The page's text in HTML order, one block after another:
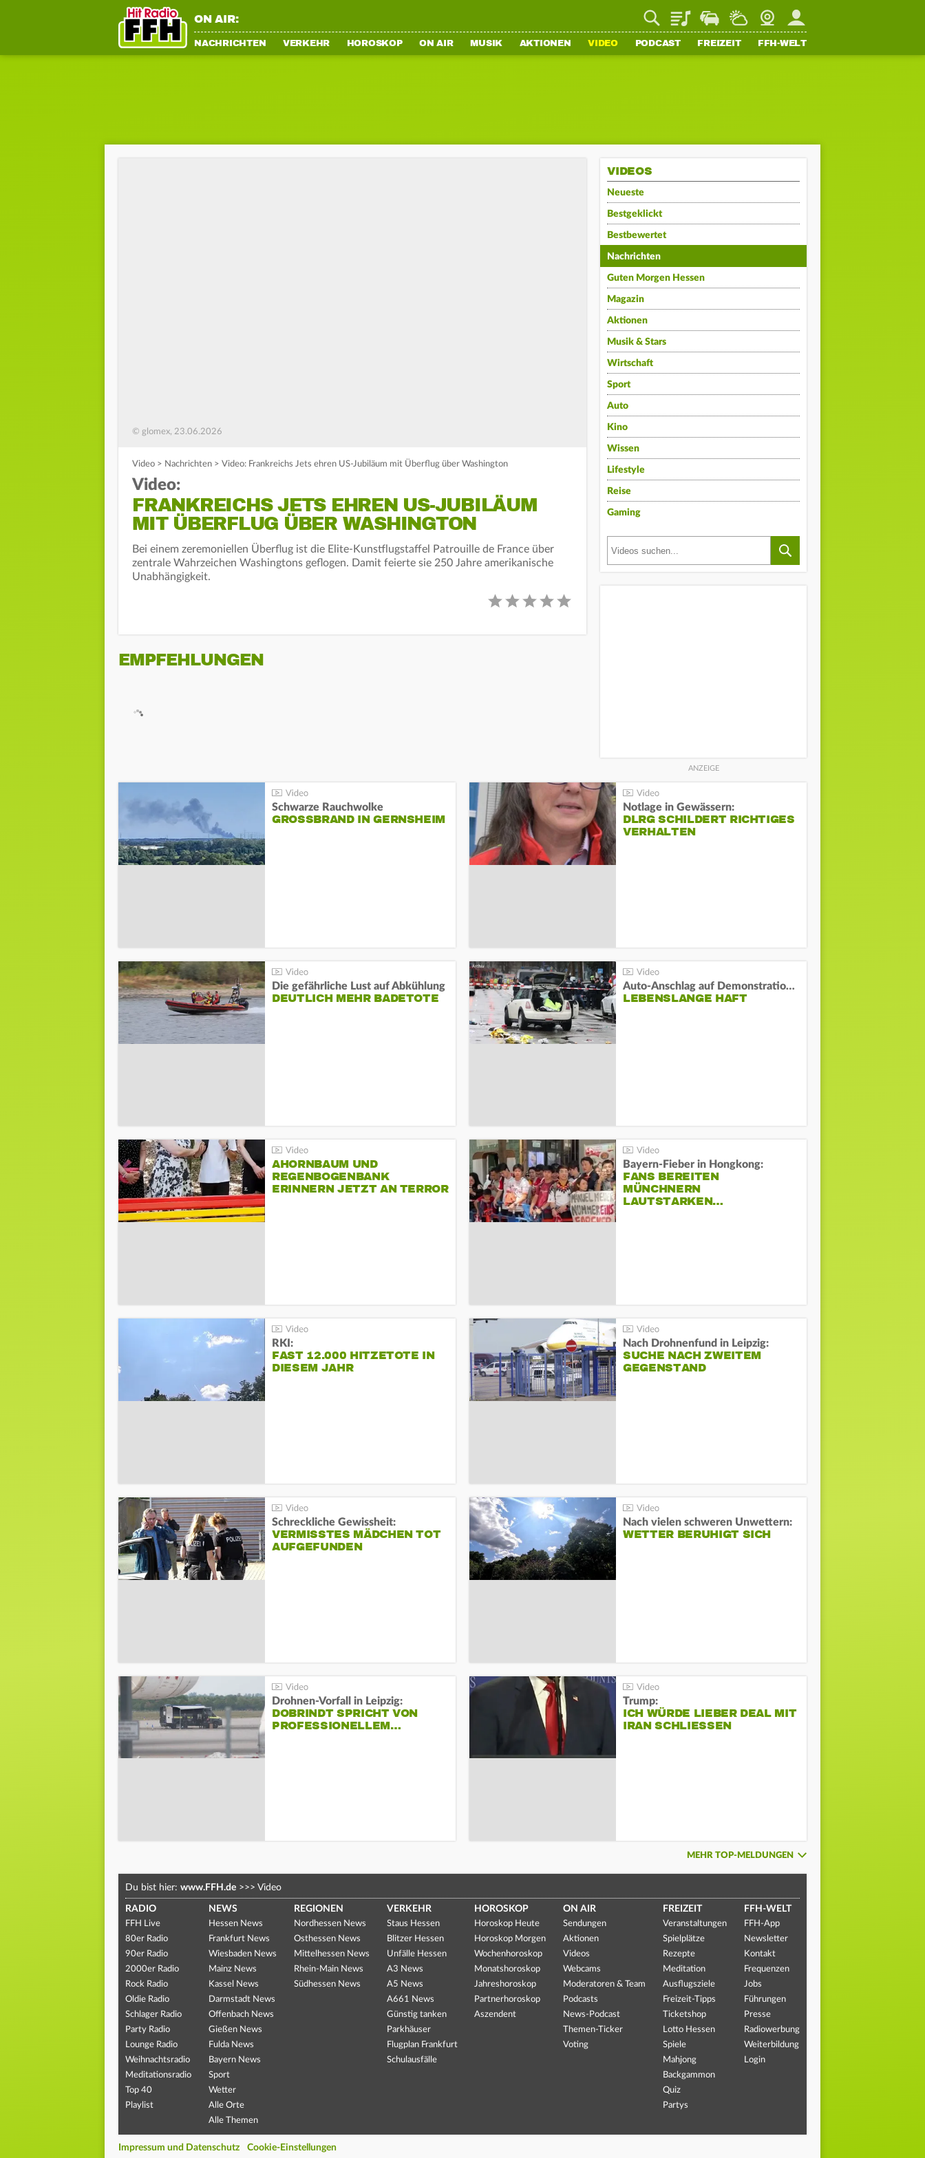
ON AIR: PlaylistStaupilotWetterWebcamMein FFH
NACHRICHTEN VERKEHR HOROSKOP ON AIR MUSIK AKTIONEN VIDEO PODCAST FREIZEIT FFH-WELT
© glomex, 23.06.2026
Video > Nachrichten > Video: Frankreichs Jets ehren US-Jubiläum mit Überflug über Washington
Video:
FRANKREICHS JETS EHREN US-JUBILÄUM
MIT ÜBERFLUG ÜBER WASHINGTON
Bei einem zeremoniellen Überflug ist die Elite-Kunstflugstaffel Patrouille de France über
zentrale Wahrzeichen Washingtons geflogen. Damit feierte sie 250 Jahre amerikanische
Unabhängigkeit.
EMPFEHLUNGEN
VIDEOS
Neueste
Bestgeklickt
Bestbewertet
Nachrichten
Guten Morgen Hessen
Magazin
Aktionen
Musik & Stars
Wirtschaft
Sport
Auto
Kino
Wissen
Lifestyle
Reise
Gaming
Schwarze Rauchwolke
GROSSBRAND IN GERNSHEIM
Notlage in Gewässern:
DLRG SCHILDERT RICHTIGES
VERHALTEN
Die gefährliche Lust auf Abkühlung
DEUTLICH MEHR BADETOTE
Auto-Anschlag auf Demonstration in München:
LEBENSLANGE HAFT
AHORNBAUM UND
REGENBOGENBANK
ERINNERN JETZT AN TERROR
Bayern-Fieber in Hongkong:
FANS BEREITEN
MÜNCHNERN
LAUTSTARKEN…
RKI:
FAST 12.000 HITZETOTE IN
DIESEM JAHR
Nach Drohnenfund in Leipzig:
SUCHE NACH ZWEITEM
GEGENSTAND
Schreckliche Gewissheit:
VERMISSTES MÄDCHEN TOT
AUFGEFUNDEN
Nach vielen schweren Unwettern:
WETTER BERUHIGT SICH
Drohnen-Vorfall in Leipzig:
DOBRINDT SPRICHT VON
PROFESSIONELLEM…
Trump:
ICH WÜRDE LIEBER DEAL MIT
IRAN SCHLIESSEN
MEHR TOP-MELDUNGEN
Du bist hier: www.FFH.de >>> Video
RADIO
FFH Live
80er Radio
90er Radio
2000er Radio
Rock Radio
Oldie Radio
Schlager Radio
Party Radio
Lounge Radio
Weihnachtsradio
Meditationsradio
Top 40
Playlist
NEWS
Hessen News
Frankfurt News
Wiesbaden News
Mainz News
Kassel News
Darmstadt News
Offenbach News
Gießen News
Fulda News
Bayern News
Sport
Wetter
Alle Orte
Alle Themen
REGIONEN
Nordhessen News
Osthessen News
Mittelhessen News
Rhein-Main News
Südhessen News
VERKEHR
Staus Hessen
Blitzer Hessen
Unfälle Hessen
A3 News
A5 News
A661 News
Günstig tanken
Parkhäuser
Flugplan Frankfurt
Schulausfälle
HOROSKOP
Horoskop Heute
Horoskop Morgen
Wochenhoroskop
Monatshoroskop
Jahreshoroskop
Partnerhoroskop
Aszendent
ON AIR
Sendungen
Aktionen
Videos
Webcams
Moderatoren & Team
Podcasts
News-Podcast
Themen-Ticker
Voting
FREIZEIT
Veranstaltungen
Spielplätze
Rezepte
Meditation
Ausflugsziele
Freizeit-Tipps
Ticketshop
Lotto Hessen
Spiele
Mahjong
Backgammon
Quiz
Partys
FFH-WELT
FFH-App
Newsletter
Kontakt
Frequenzen
Jobs
Führungen
Presse
Radiowerbung
Weiterbildung
Login
Impressum und Datenschutz Cookie-Einstellungen